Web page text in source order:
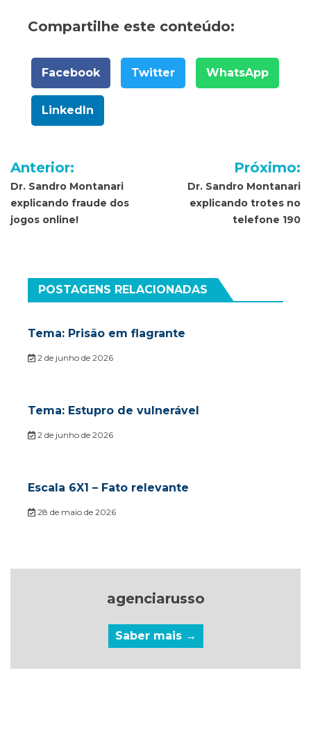
Compartilhe este conteúdo:
Facebook Twitter WhatsApp
LinkedIn
Navegação
de
Post
Anterior:
Dr. Sandro Montanari
explicando fraude dos
jogos online!
Próximo:
Dr. Sandro Montanari
explicando trotes no
telefone 190
POSTAGENS RELACIONADAS
Tema: Prisão em flagrante
2 de junho de 2026
Tema: Estupro de vulnerável
2 de junho de 2026
Escala 6X1 – Fato relevante
28 de maio de 2026
agenciarusso
Saber mais →